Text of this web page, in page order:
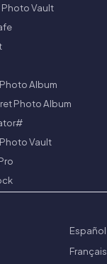
Photo Vault
Album
Photo Album
Vault
Español
Français